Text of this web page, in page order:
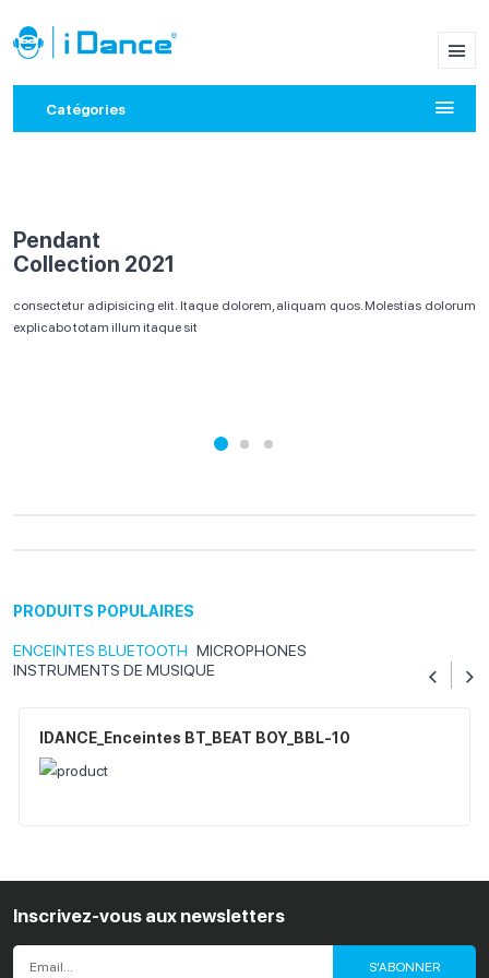
Catégories
Pendant
Collection 2021
consectetur adipisicing elit. Itaque dolorem, aliquam quos. Molestias dolorum
explicabo totam illum itaque sit
PRODUITS POPULAIRES
ENCEINTES BLUETOOTH MICROPHONES
INSTRUMENTS DE MUSIQUE
IDANCE_Enceintes BT_BEAT BOY_BBL-10
DRUMS
Inscrivez-vous aux newsletters
S'ABONNER